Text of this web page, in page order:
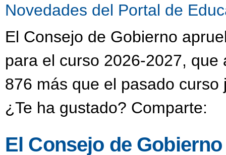
Novedades del Portal de
El Consejo de Gobierno
para el curso 2026-2027,
876 más que el pasado
¿Te ha gustado? Comparte:
El Consejo de